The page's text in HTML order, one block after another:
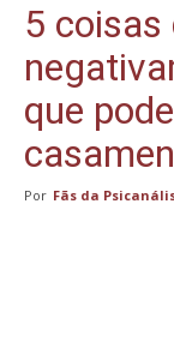
5 coisas
que
Por Fãs da